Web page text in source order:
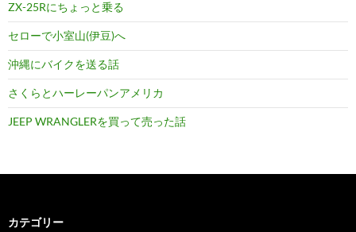
ZX-25Rにちょっと乗る
セローで小室山(伊豆)へ
沖縄にバイクを送る話
さくらとハーレーパンアメリカ
JEEP WRANGLERを買って売った話
カテゴリー